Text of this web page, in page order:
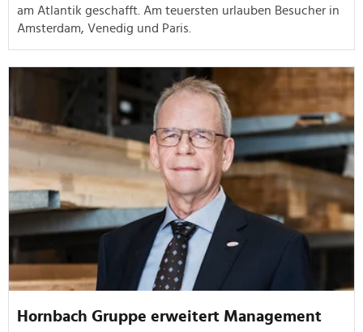
am Atlantik geschafft. Am teuersten urlauben Besucher in
Amsterdam, Venedig und Paris.
Hornbach Gruppe erweitert Management